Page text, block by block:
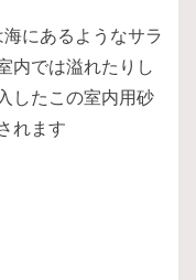
にあるようなサラ
内では溢れたりし
したこの室内用砂
れます